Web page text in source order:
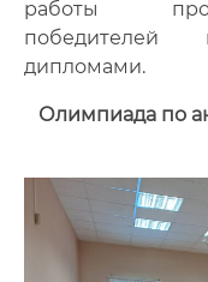
работы
победителей
дипломами.
Олимпиада по